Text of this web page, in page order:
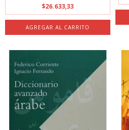
$26.633,33